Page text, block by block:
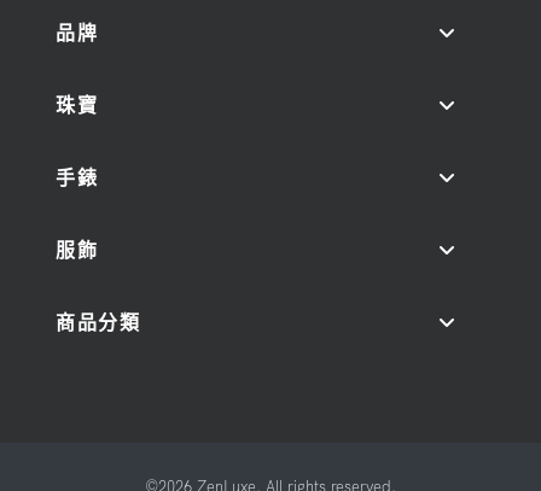
品牌
珠寶
手錶
服飾
商品分類
©2026 ZenLuxe. All rights reserved.